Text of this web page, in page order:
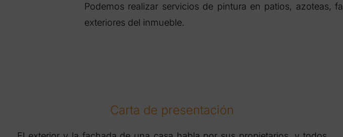
Podemos realizar servicios de pintura en patios, azoteas,
exteriores del inmueble.
Carta de presentación